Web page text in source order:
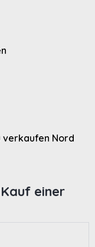
verkaufen Nord
einer